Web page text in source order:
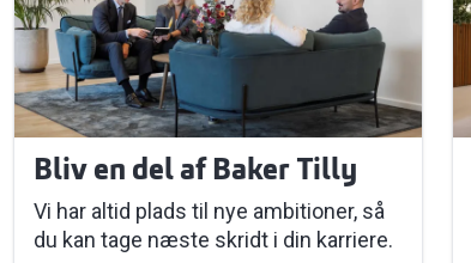
Bliv en del af Baker Tilly
Vi har altid plads til nye ambitioner, så
du kan tage næste skridt i din karriere.